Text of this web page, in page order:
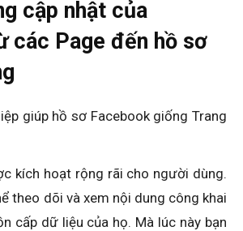
cập nhật của
các Page đến hồ sơ
giúp hồ sơ Facebook giống Trang
kích hoạt rộng rãi cho người dùng.
theo dõi và xem nội dung công khai
cấp dữ liệu của họ. Mà lúc này bạn